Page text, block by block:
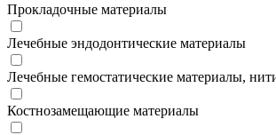
Прокладочные материалы
Лечебные эндодонтические материалы
Лечебные гемостатические материалы,
Костнозамещающие материалы